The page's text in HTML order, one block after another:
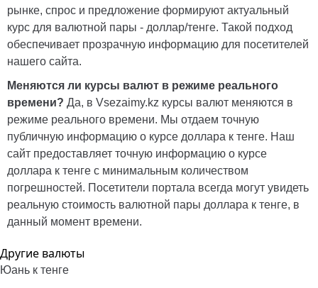
рынке, спрос и предложение формируют актуальный
курс для валютной пары - доллар/тенге. Такой подход
обеспечивает прозрачную информацию для посетителей
нашего сайта.
Меняются ли курсы валют в режиме реального
времени? Да, в Vsezaimy.kz курсы валют меняются в
режиме реального времени. Мы отдаем точную
публичную информацию о курсе доллара к тенге. Наш
сайт предоставляет точную информацию о курсе
доллара к тенге с минимальным количеством
погрешностей. Посетители портала всегда могут увидеть
реальную стоимость валютной пары доллара к тенге, в
данный момент времени.
Другие валюты
Юань к тенге